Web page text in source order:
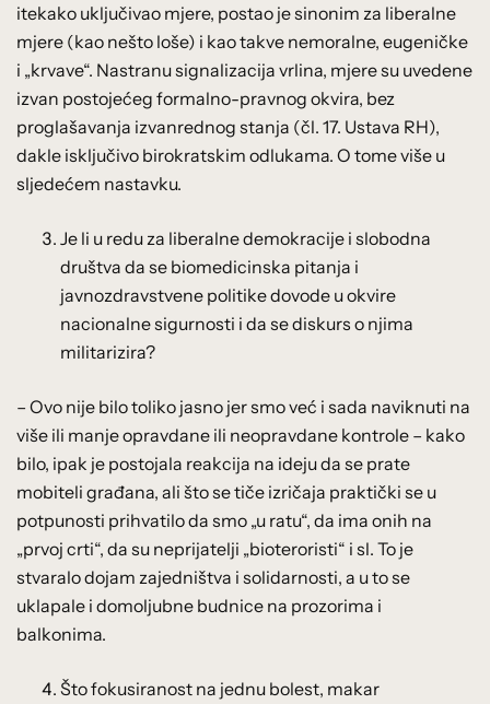
itekako uključivao mjere, postao je sinonim za liberalne
mjere (kao nešto loše) i kao takve nemoralne, eugeničke
i „krvave“. Nastranu signalizacija vrlina, mjere su uvedene
izvan postojećeg formalno-pravnog okvira, bez
proglašavanja izvanrednog stanja (čl. 17. Ustava RH),
dakle isključivo birokratskim odlukama. O tome više u
sljedećem nastavku.
Je li u redu za liberalne demokracije i slobodna
društva da se biomedicinska pitanja i
javnozdravstvene politike dovode u okvire
nacionalne sigurnosti i da se diskurs o njima
militarizira?
– Ovo nije bilo toliko jasno jer smo već i sada naviknuti na
više ili manje opravdane ili neopravdane kontrole – kako
bilo, ipak je postojala reakcija na ideju da se prate
mobiteli građana, ali što se tiče izričaja praktički se u
potpunosti prihvatilo da smo „u ratu“, da ima onih na
„prvoj crti“, da su neprijatelji „bioteroristi“ i sl. To je
stvaralo dojam zajedništva i solidarnosti, a u to se
uklapale i domoljubne budnice na prozorima i
balkonima.
Što fokusiranost na jednu bolest, makar